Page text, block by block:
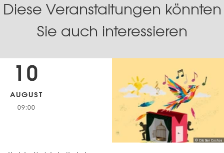
Diese Veranstaltungen könnten
Sie auch interessieren
10
AUGUST
09:00
© Cristian Costea